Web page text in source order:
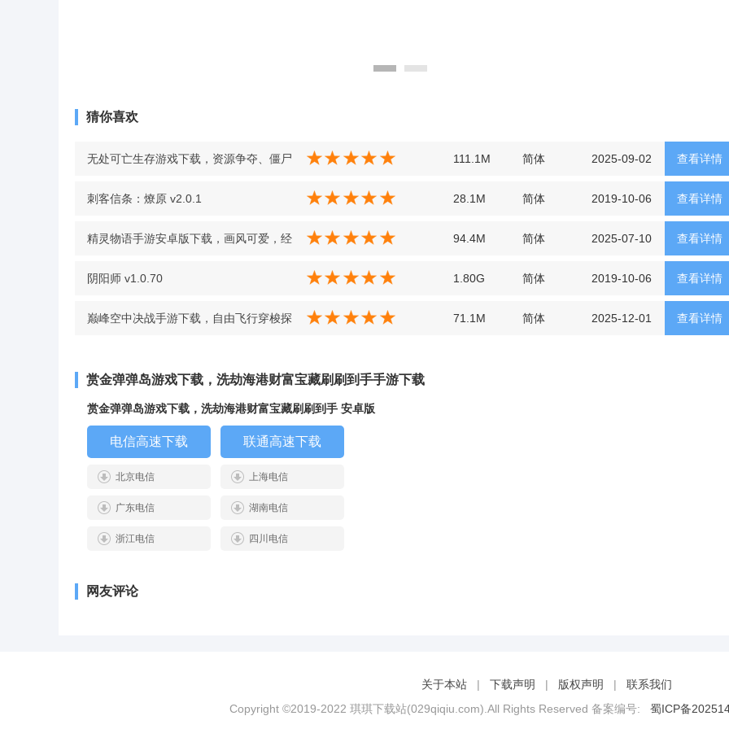
猜你喜欢
查看详情
无处可亡生存游戏下载，资源争夺、僵尸
对抗，生存体验超硬核 v1.0 最新版
111.1M 简体 2025-09-02
查看详情
刺客信条：燎原 v2.0.1 28.1M 简体 2019-10-06
查看详情
精灵物语手游安卓版下载，画风可爱，经
典还原宠物精灵形象 v0.9.6
94.4M 简体 2025-07-10
查看详情
阴阳师 v1.0.70 1.80G 简体 2019-10-06
查看详情
巅峰空中决战手游下载，自由飞行穿梭探 71.1M 简体 2025-12-01
赏金弹弹岛游戏下载，洗劫海港财富宝藏刷刷到手手游下载
赏金弹弹岛游戏下载，洗劫海港财富宝藏刷刷到手 安卓版
电信高速下载 联通高速下载
北京电信 上海电信
广东电信 湖南电信
浙江电信 四川电信
网友评论
关于本站 | 下载声明 | 版权声明 |
联系我们
Copyright ©2019-2022 琪琪下载站(029qiqiu.com).All Rights Reserved 备案编号:
蜀ICP备